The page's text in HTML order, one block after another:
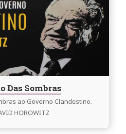
Das Sombras
ao Governo Clandestino.
HOROWITZ